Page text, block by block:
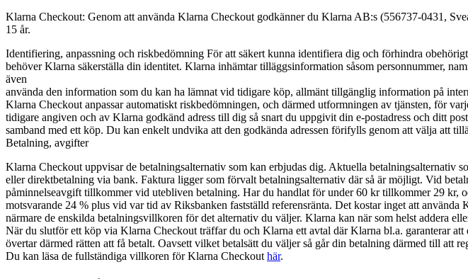
Klarna Checkout: Genom att använda Klarna Checkout godkänner du Klarna AB:s (556737-0431,
15 år.
Identifiering, anpassning och riskbedömning För att säkert kunna identifiera dig och förhindra
behöver Klarna säkerställa din identitet. Klarna inhämtar tilläggsinformation såsom personnummer,
även
använda den information som du kan ha lämnat vid tidigare köp, allmänt tillgänglig information på
Klarna Checkout anpassar automatiskt riskbedömningen, och därmed utformningen av tjänsten, för
tidigare angiven och av Klarna godkänd adress till dig så snart du uppgivit din e-postadress och ditt
samband med ett köp. Du kan enkelt undvika att den godkända adressen förifylls genom att välja att
Betalning, avgifter
Klarna Checkout uppvisar de betalningsalternativ som kan erbjudas dig. Aktuella
eller direktbetalning via bank. Faktura ligger som förvalt betalningsalternativ där så är möjligt. Vid
påminnelseavgift tillkommer vid utebliven betalning. Har du handlat för under 60 kr tillkommer 29
motsvarande 24 % plus vid var tid av Riksbanken fastställd referensränta. Det kostar inget att använda
närmare de enskilda betalningsvillkoren för det alternativ du väljer. Klarna kan när som helst addera
När du slutför ett köp via Klarna Checkout träffar du och Klarna ett avtal där Klarna bl.a. garanterar
övertar därmed rätten att få betalt. Oavsett vilket betalsätt du väljer så går din betalning därmed till att
Du kan läsa de fullständiga villkoren för Klarna Checkout här.